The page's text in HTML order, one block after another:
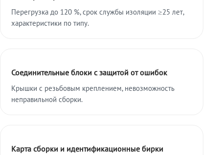
Перегрузка до 120 %, срок службы изоляции ≥25 лет,
характеристики по типу.
Соединительные блоки с защитой от ошибок
Крышки с резьбовым креплением, невозможность
неправильной сборки.
Карта сборки и идентификационные бирки